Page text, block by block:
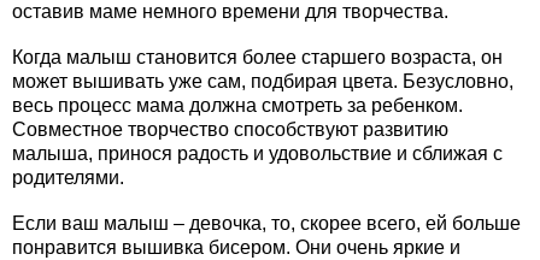
оставив маме немного времени для творчества.
Когда малыш становится более старшего возраста, он
может вышивать уже сам, подбирая цвета. Безусловно,
весь процесс мама должна смотреть за ребенком.
Совместное творчество способствуют развитию
малыша, принося радость и удовольствие и сближая с
родителями.
Если ваш малыш – девочка, то, скорее всего, ей больше
понравится вышивка бисером. Они очень яркие и